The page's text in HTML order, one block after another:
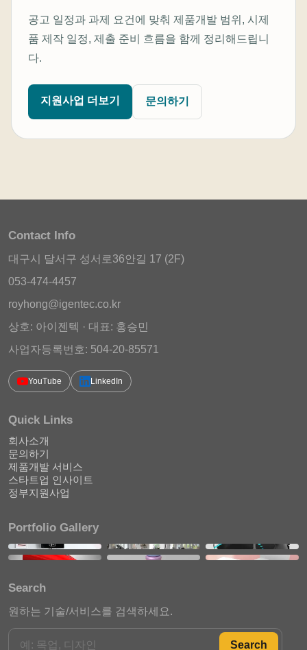
공고 일정과 과제 요건에 맞춰 제품개발 범위, 시제
품 제작 일정, 제출 준비 흐름을 함께 정리해드립니
다.
지원사업 더보기 문의하기
Contact Info
대구시 달서구 성서로36안길 17 (2F)
053-474-4457
royhong@igentec.co.kr
상호: 아이젠텍 · 대표: 홍승민
사업자등록번호: 504-20-85571
YouTube LinkedIn
Quick Links
회사소개
문의하기
제품개발 서비스
스타트업 인사이트
정부지원사업
Portfolio Gallery
Search
원하는 기술/서비스를 검색하세요.
Search